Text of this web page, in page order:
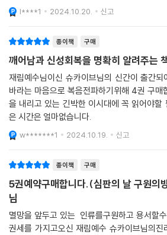
니다. 반드시 읽고 깨어나 신성회복에 모든 것
l****1 2024.10.20. 신고
종이책 구매
깨어남과 신성회복을 명확히 알려주는
재림예수님이신 슈카이브님의 신간이 출간
바라는 마음으로 복음전파하기위해 4권 구
을 내리고 있는 긴박한 이시대에 꼭 읽어야할
은 시간은 얼마없습니다.
w*******1 2024.10.19. 신고
종이책 구매
5권예약구매합니다.(심판의 날 구원의
님
멸망을 앞두고 있는 인류를구원하고 용서할
권세를 가지고오신 재림예수 슈카이브님의